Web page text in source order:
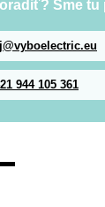
Sme tu
944 105 361